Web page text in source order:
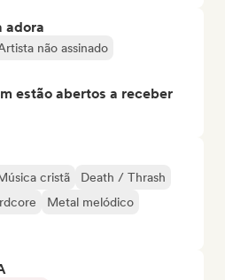
adora
não assinado
estão abertos a receber
cristã
Death / Thrash
Metal melódico